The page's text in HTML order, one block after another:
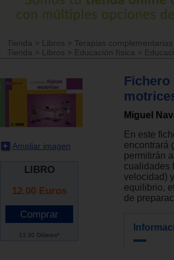
Tienda > Libros > Terapias complementarias
Tienda
> Libros > Educación física >
Ampliar imagen
LIBRO
12.00 Euros
13.30 Dólares*
Miguel
En este
encontrará
permitirán
cualidades
velocidad)
equilibrio,
de